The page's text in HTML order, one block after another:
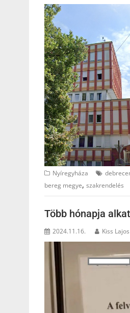
Nyíregyháza
bereg megye, szakrendelés
Több hónapja
2024.11.16. Kiss Lajos